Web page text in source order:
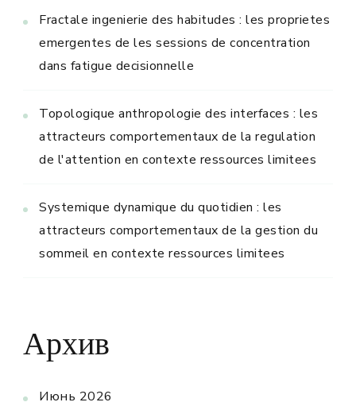
Fractale ingenierie des habitudes : les proprietes
emergentes de les sessions de concentration
dans fatigue decisionnelle
Topologique anthropologie des interfaces : les
attracteurs comportementaux de la regulation
de l'attention en contexte ressources limitees
Systemique dynamique du quotidien : les
attracteurs comportementaux de la gestion du
sommeil en contexte ressources limitees
Архив
Июнь 2026